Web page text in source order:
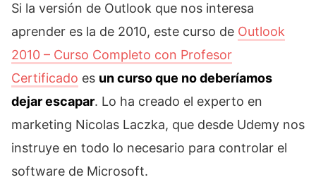
Si la versión de Outlook que nos interesa
aprender es la de 2010, este curso de Outlook
2010 – Curso Completo con Profesor
Certificado es un curso que no deberíamos
dejar escapar. Lo ha creado el experto en
marketing Nicolas Laczka, que desde Udemy nos
instruye en todo lo necesario para controlar el
software de Microsoft.